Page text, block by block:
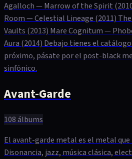
Agalloch — Marrow of the Spirit
Room — Celestial Lineage (2011)
Vaults (2013) Mare Cognitum —
Aura (2014) Debajo tienes el
próximo, pásate por el post-black
sinfónico.
Avant-Garde
108álbums
El avant-garde metal es el metal
Disonancia, jazz, música clásica,